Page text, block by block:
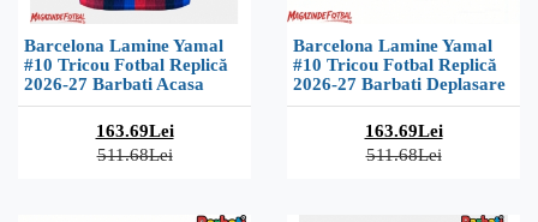
Barcelona Lamine Yamal
#10 Tricou Fotbal Replică
2026-27 Barbati Acasa
163.69Lei
511.68Lei
Barcelona Lamine Yamal
#10 Tricou Fotbal Replică
2026-27 Barbati Deplasare
163.69Lei
511.68Lei